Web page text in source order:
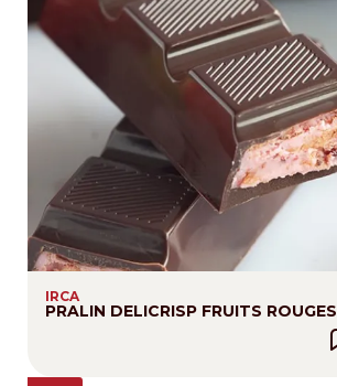
IRCA
PRALIN DELICRISP FRUITS ROUGES